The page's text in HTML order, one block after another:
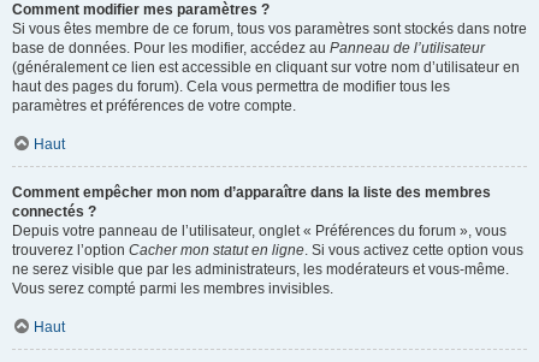
Comment modifier mes paramètres ?
Si vous êtes membre de ce forum, tous vos paramètres sont stockés dans notre
base de données. Pour les modifier, accédez au Panneau de l’utilisateur
(généralement ce lien est accessible en cliquant sur votre nom d’utilisateur en
haut des pages du forum). Cela vous permettra de modifier tous les
paramètres et préférences de votre compte.
Haut
Comment empêcher mon nom d’apparaître dans la liste des membres
connectés ?
Depuis votre panneau de l’utilisateur, onglet « Préférences du forum », vous
trouverez l’option Cacher mon statut en ligne. Si vous activez cette option vous
ne serez visible que par les administrateurs, les modérateurs et vous-même.
Vous serez compté parmi les membres invisibles.
Haut